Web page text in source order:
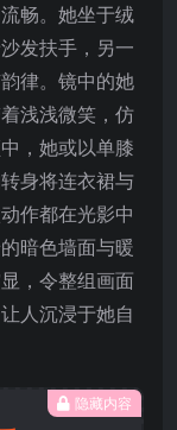
畅。她坐于绒
发扶手，另一
律。镜中的她
浅浅微笑，仿
，她或以单膝
身将连衣裙与
作都在光影中
暗色墙面与暖
，令整组画面
人沉浸于她自
隐藏内容